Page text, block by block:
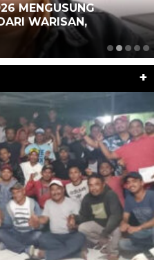
MENGUSUNG
WARISAN,
+